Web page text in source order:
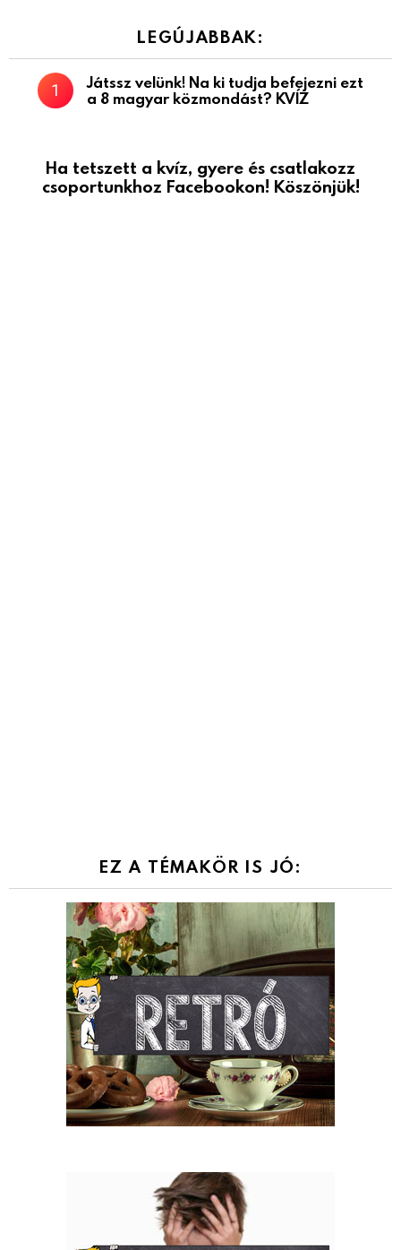
LEGÚJABBAK:
Játssz velünk! Na ki tudja befejezni ezt
a 8 magyar közmondást? KVÍZ
Ha tetszett a kvíz, gyere és csatlakozz
csoportunkhoz Facebookon! Köszönjük!
EZ A TÉMAKÖR IS JÓ: